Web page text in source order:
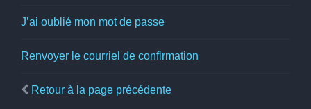
J’ai oublié mon mot de passe
Renvoyer le courriel de confirmation
Retour à la page précédente